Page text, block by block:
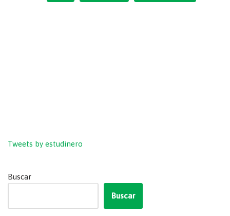
Tweets by estudinero
Buscar
Buscar